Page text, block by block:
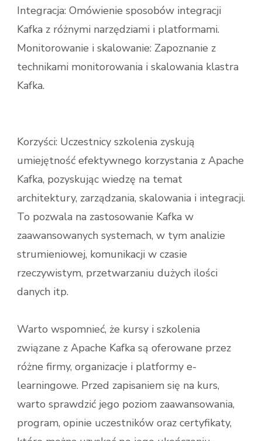
Integracja: Omówienie sposobów integracji
Kafka z różnymi narzędziami i platformami.
Monitorowanie i skalowanie: Zapoznanie z
technikami monitorowania i skalowania klastra
Kafka.
Korzyści: Uczestnicy szkolenia zyskują
umiejętność efektywnego korzystania z Apache
Kafka, pozyskując wiedzę na temat
architektury, zarządzania, skalowania i integracji.
To pozwala na zastosowanie Kafka w
zaawansowanych systemach, w tym analizie
strumieniowej, komunikacji w czasie
rzeczywistym, przetwarzaniu dużych ilości
danych itp.
Warto wspomnieć, że kursy i szkolenia
związane z Apache Kafka są oferowane przez
różne firmy, organizacje i platformy e-
learningowe. Przed zapisaniem się na kurs,
warto sprawdzić jego poziom zaawansowania,
program, opinie uczestników oraz certyfikaty,